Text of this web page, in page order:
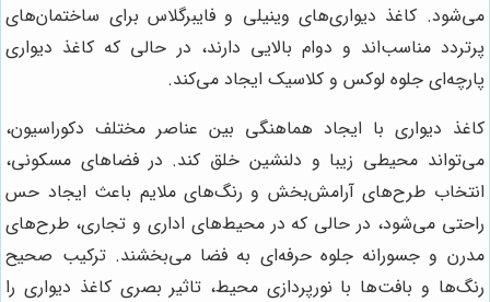
می‌شود. کاغذ دیواری‌های وینیلی و فایبرگلاس برای ساختمان‌های
پرتردد مناسب‌اند و دوام بالایی دارند، در حالی که کاغذ دیواری
پارچه‌ای جلوه لوکس و کلاسیک ایجاد می‌کند.
کاغذ دیواری با ایجاد هماهنگی بین عناصر مختلف دکوراسیون،
می‌تواند محیطی زیبا و دلنشین خلق کند. در فضاهای مسکونی،
انتخاب طرح‌های آرامش‌بخش و رنگ‌های ملایم باعث ایجاد حس
راحتی می‌شود، در حالی که در محیط‌های اداری و تجاری، طرح‌های
مدرن و جسورانه جلوه حرفه‌ای به فضا می‌بخشند. ترکیب صحیح
رنگ‌ها و بافت‌ها با نورپردازی محیط، تاثیر بصری کاغذ دیواری را